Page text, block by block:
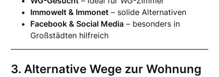
Immowelt & Immonet – solide Alternativen
Facebook & Social Media – besonders in
Großstädten hilfreich
3. Alternative Wege zur Wohnung